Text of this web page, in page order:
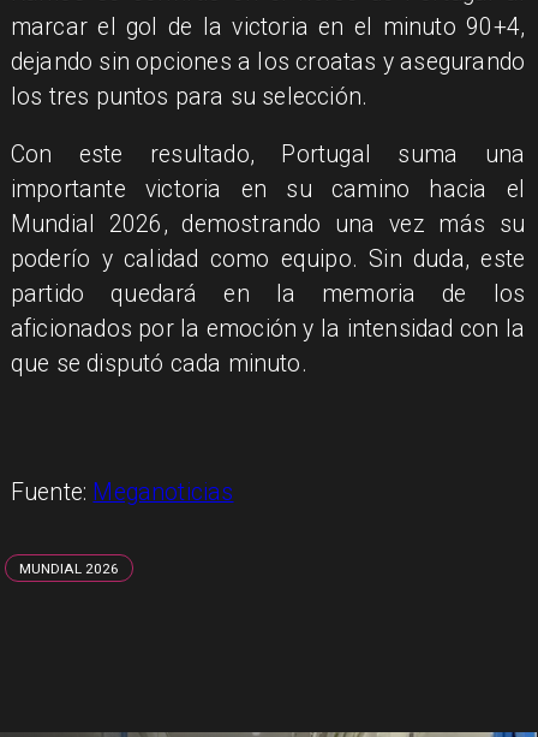
marcar el gol de la victoria en el minuto 90+4,
dejando sin opciones a los croatas y asegurando
los tres puntos para su selección.
Con este resultado, Portugal suma una
importante victoria en su camino hacia el
Mundial 2026, demostrando una vez más su
poderío y calidad como equipo. Sin duda, este
partido quedará en la memoria de los
aficionados por la emoción y la intensidad con la
que se disputó cada minuto.
Fuente: Meganoticias
MUNDIAL 2026